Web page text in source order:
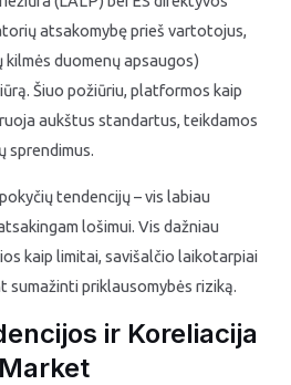
atsakomybę prieš vartotojus,
duomenų apsaugos)
Šiuo požiūriu, platformos kaip
aukštus standartus, teikdamos
sprendimus.
tendencijų – vis labiau
lošimui. Vis dažniau
kaip limitai, savišalčio laikotarpiai
sumažinti priklausomybės riziką.
ir Koreliacija